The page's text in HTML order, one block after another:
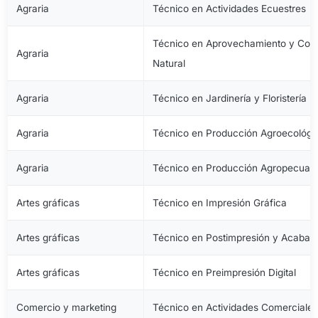
Agraria Técnico en Actividades Ecuestres
Agraria
Técnico en Aprovechamiento y
Natural
Agraria Técnico en Jardinería y Floristería
Agraria Técnico en Producción
Agraria Técnico en Producción
Artes gráficas Técnico en Impresión Gráfica
Artes gráficas Técnico en Postimpresión y
Artes gráficas Técnico en Preimpresión Digital
Comercio y marketing Técnico en Actividades Comerciales